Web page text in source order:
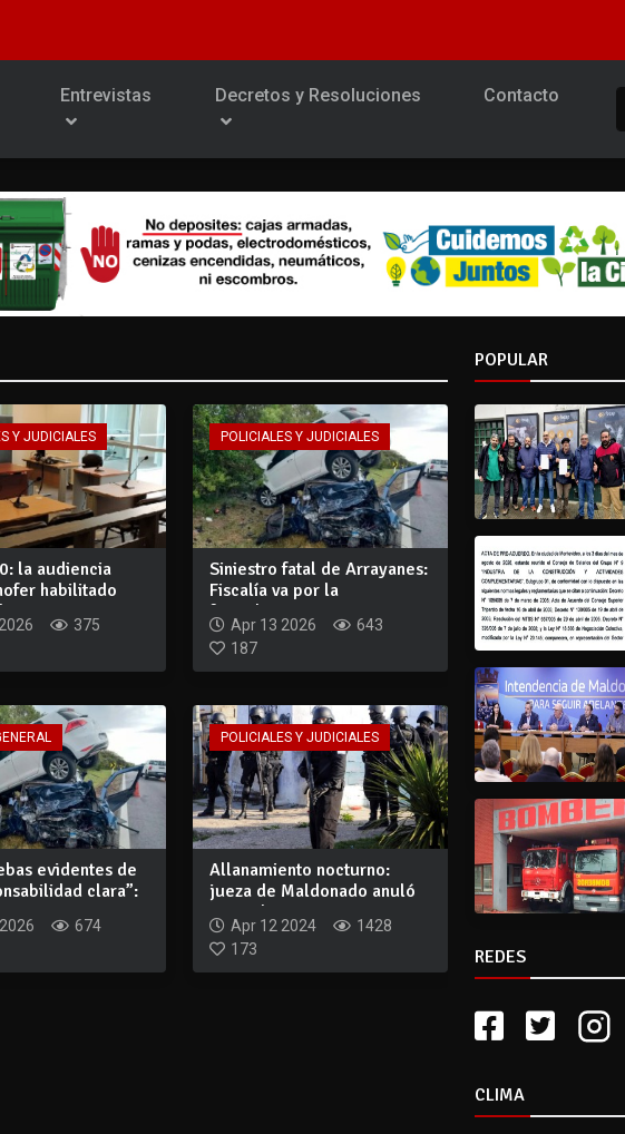
Entrevistas Decretos y Resoluciones Contacto
Y JUDICIALES
la audiencia
habilitado
375
POLICIALES Y JUDICIALES
Siniestro fatal de Arrayanes:
Fiscalía va por la
formalizaci...
Apr 13 2026
643
187
evidentes de
clara”:
674
POLICIALES Y JUDICIALES
Allanamiento nocturno:
jueza de Maldonado anuló
procedimient...
Apr 12 2024
1428
173
POPULAR
REDES
CLIMA